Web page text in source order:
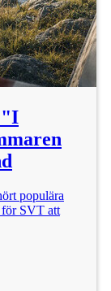
"I
populära
för SVT att